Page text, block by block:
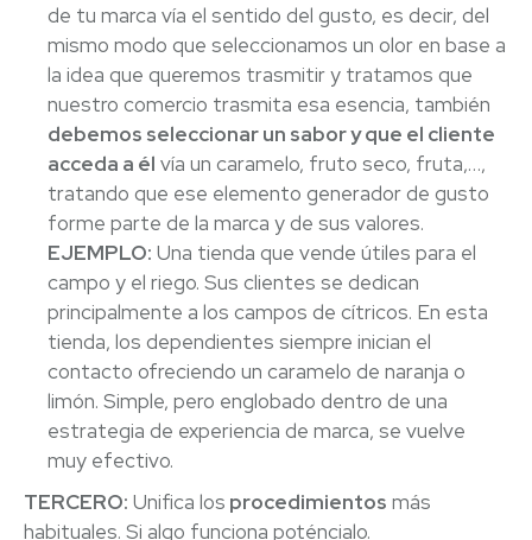
de tu marca vía el sentido del gusto, es decir, del
mismo modo que seleccionamos un olor en base a
la idea que queremos trasmitir y tratamos que
nuestro comercio trasmita esa esencia, también
debemos seleccionar un sabor y que el cliente
acceda a él vía un caramelo, fruto seco, fruta,…,
tratando que ese elemento generador de gusto
forme parte de la marca y de sus valores.
EJEMPLO: Una tienda que vende útiles para el
campo y el riego. Sus clientes se dedican
principalmente a los campos de cítricos. En esta
tienda, los dependientes siempre inician el
contacto ofreciendo un caramelo de naranja o
limón. Simple, pero englobado dentro de una
estrategia de experiencia de marca, se vuelve
muy efectivo.
TERCERO: Unifica los procedimientos más
habituales. Si algo funciona poténcialo.